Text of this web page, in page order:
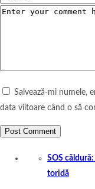
Salvează-mi numele,
data viitoare când o să
SOS
toridă